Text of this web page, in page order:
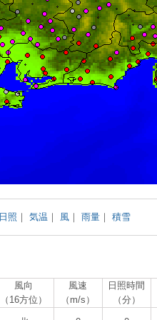
日照 ｜気温 ｜ 風 ｜雨量 ｜積雪
風向
（16方位）
風速
（m/s）
日照時間
（分）